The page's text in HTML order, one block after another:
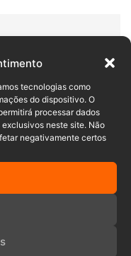
tecnologias como
do dispositivo. O
processar dados
neste site. Não
negativamente certos
flagra colisão
a mesma foi
ao UPA de cordeiros